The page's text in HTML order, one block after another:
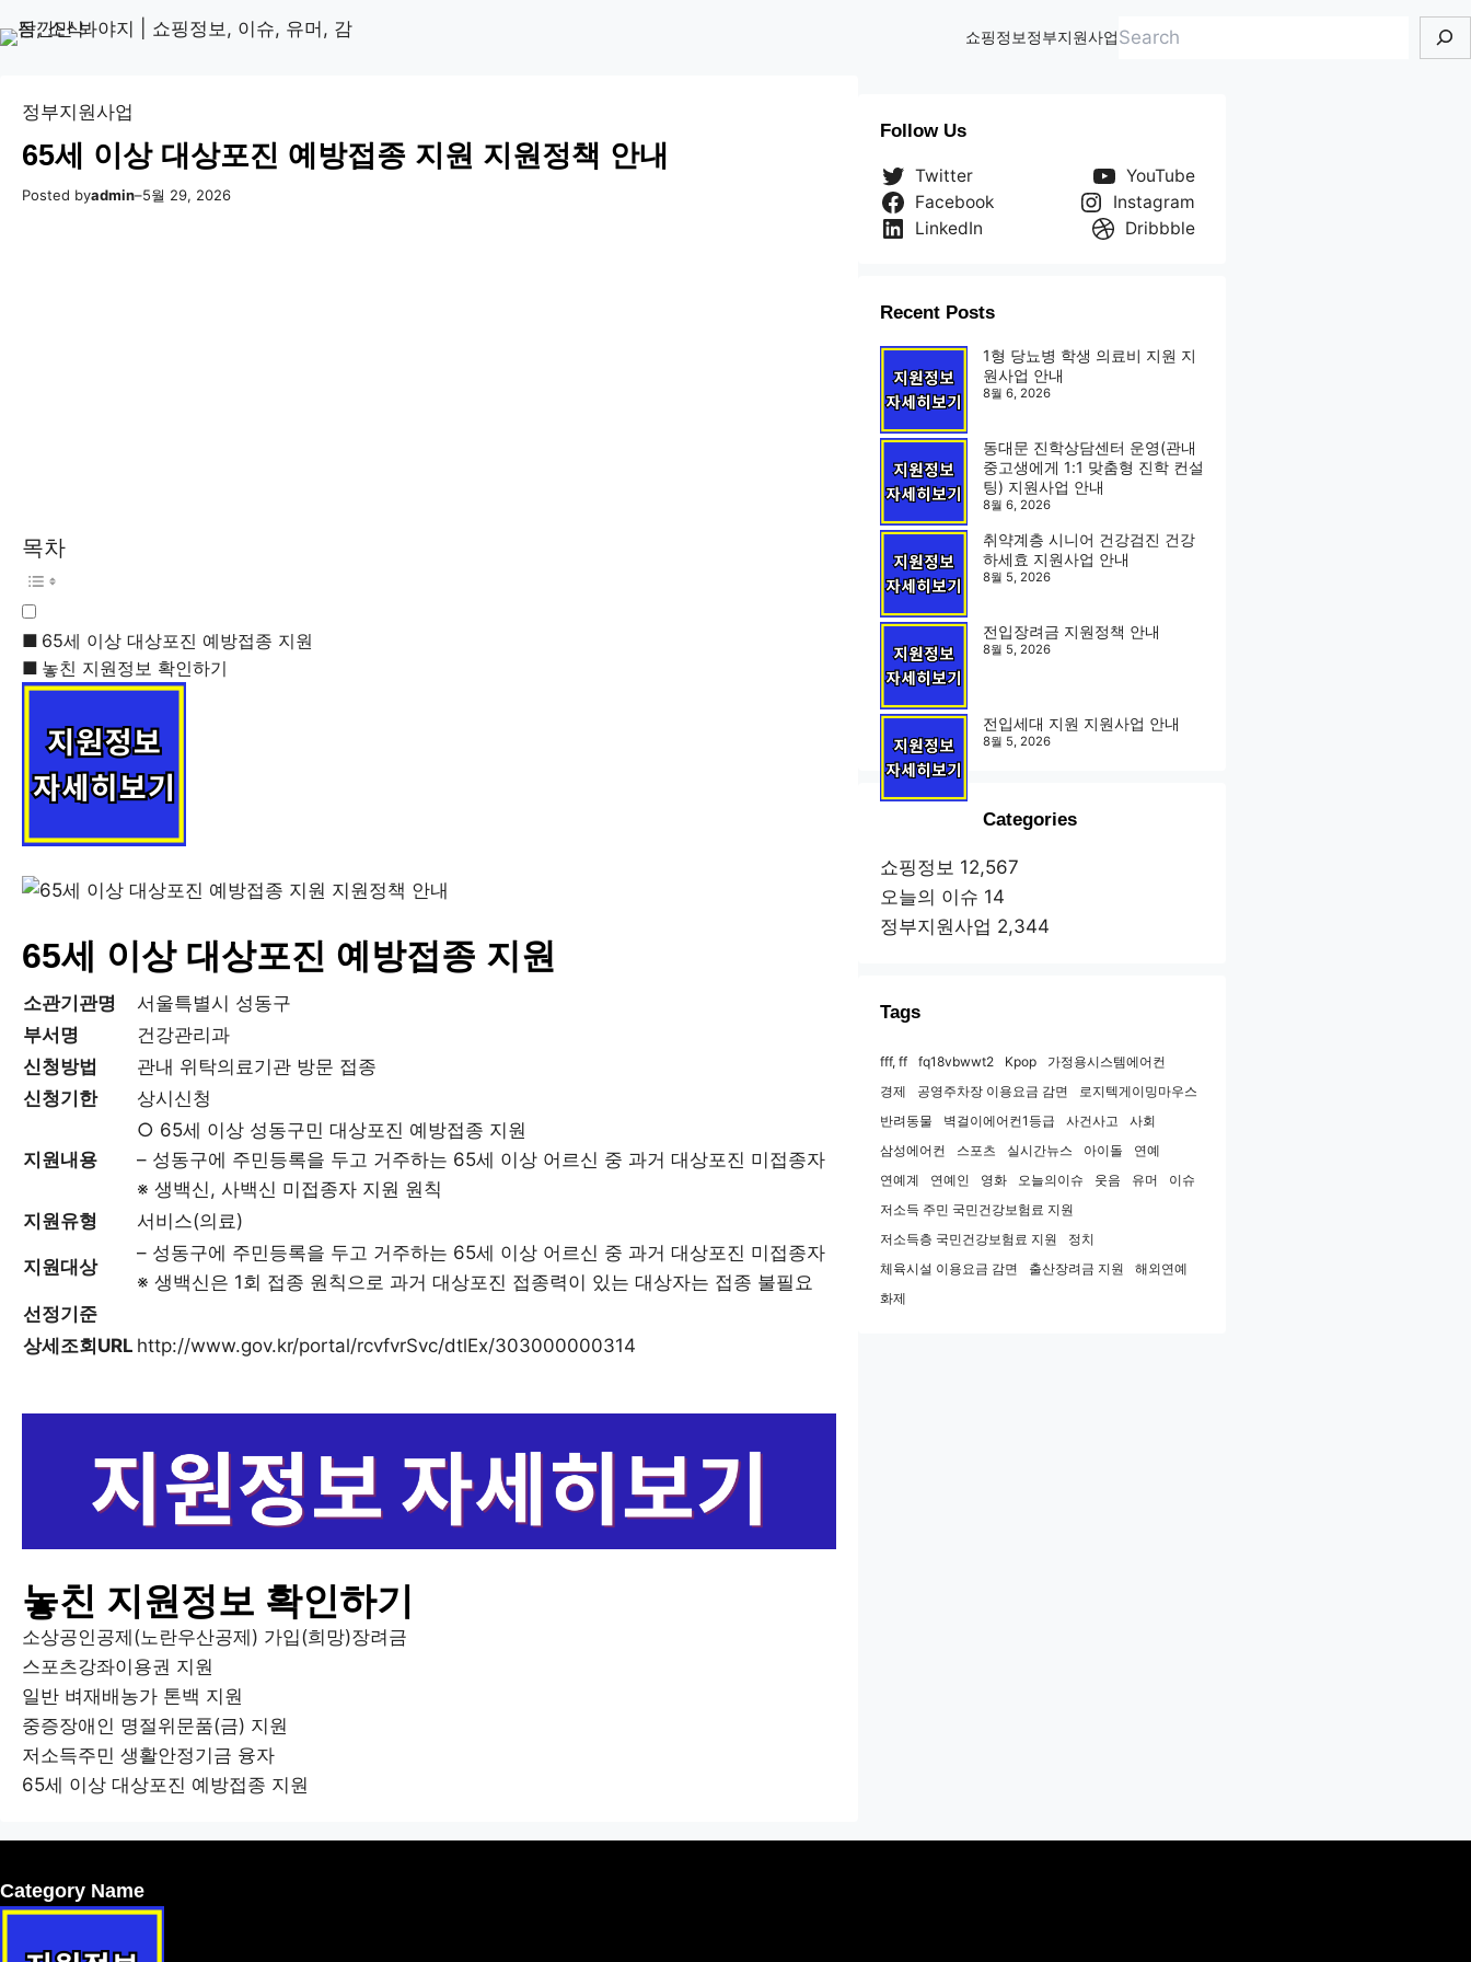
텐
to
쇼핑정보정부지원사업검
정부지원사업
65세 이상 대상포진 예방접종 지원 지원정책 안내
Posted byadmin–5월 29, 2026
목차
65세 이상 대상포진 예방접종 지원
놓친 지원정보 확인하기
65세 이상 대상포진 예방접종 지원
소관기관명
서울특별시 성동구
부서명
건강관리과
신청방법
관내 위탁의료기관 방문 접종
신청기한
상시신청
지원내용
○ 65세 이상 성동구민 대상포진 예방접종 지원
– 성동구에 주민등록을 두고 거주하는 65세 이상 어르신 중 과거 대상포진 미접종자
※ 생백신, 사백신 미접종자 지원 원칙
지원유형
서비스(의료)
지원대상
– 성동구에 주민등록을 두고 거주하는 65세 이상 어르신 중 과거 대상포진 미접종자
※ 생백신은 1회 접종 원칙으로 과거 대상포진 접종력이 있는 대상자는 접종 불필요
선정기준
상세조회URL http://www.gov.kr/portal/rcvfvrSvc/dtlEx/303000000314
놓친 지원정보 확인하기
소상공인공제(노란우산공제) 가입(희망)장려금
스포츠강좌이용권 지원
일반 벼재배농가 톤백 지원
중증장애인 명절위문품(금) 지원
저소득주민 생활안정기금 융자
65세 이상 대상포진 예방접종 지원
Follow Us
Twitter
YouTube
Facebook
Instagram
LinkedIn
Dribbble
Recent Posts
1형 당뇨병 학생 의료비 지원 지
원사업 안내
8월 6, 2026
동대문 진학상담센터 운영(관내
중고생에게 1:1 맞춤형 진학 컨설
팅) 지원사업 안내
8월 6, 2026
취약계층 시니어 건강검진 건강
하세효 지원사업 안내
8월 5, 2026
전입장려금 지원정책 안내
8월 5, 2026
전입세대 지원 지원사업 안내
8월 5, 2026
Categories
쇼핑정보 12,567
오늘의 이슈 14
정부지원사업 2,344
Tags
fff, ff fq18vbwwt2 Kpop
가정용시스템에어컨
경제
공영주차장 이용요금 감면
로지텍게이밍마우스
반려동물
벽걸이에어컨1등급 사건사고
사회
삼성에어컨
스포츠 실시간뉴스 아이돌
연예
연예계
연예인 영화 오늘의이슈 웃음 유머
이슈
저소득 주민 국민건강보험료 지원
저소득층 국민건강보험료 지원
정치
체육시설 이용요금 감면
출산장려금 지원
해외연예
화제
Category Name